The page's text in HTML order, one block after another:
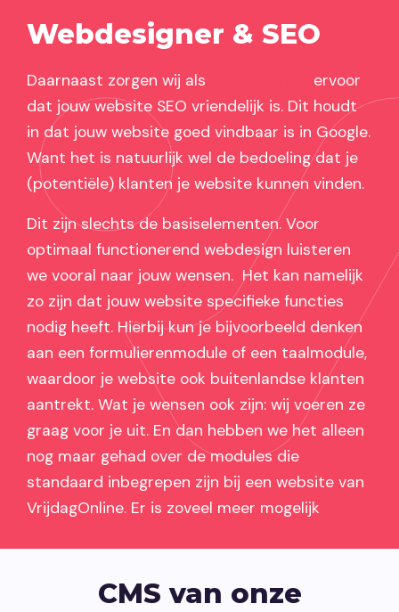
Webdesigner & SEO
Daarnaast zorgen wij als
ervoor
dat jouw website SEO vriendelijk is. Dit houdt
in dat jouw website goed vindbaar is in Google.
Want het is natuurlijk wel de bedoeling dat je
(potentiële) klanten je website kunnen vinden.
Dit zijn slechts de basiselementen. Voor
optimaal functionerend webdesign luisteren
we vooral naar jouw wensen. Het kan namelijk
zo zijn dat jouw website specifieke functies
nodig heeft. Hierbij kun je bijvoorbeeld denken
aan een formulierenmodule of een taalmodule,
waardoor je website ook buitenlandse klanten
aantrekt. Wat je wensen ook zijn: wij voeren ze
graag voor je uit. En dan hebben we het alleen
nog maar gehad over de modules die
standaard inbegrepen zijn bij een website van
VrijdagOnline. Er is zoveel meer mogelijk
CMS van onze